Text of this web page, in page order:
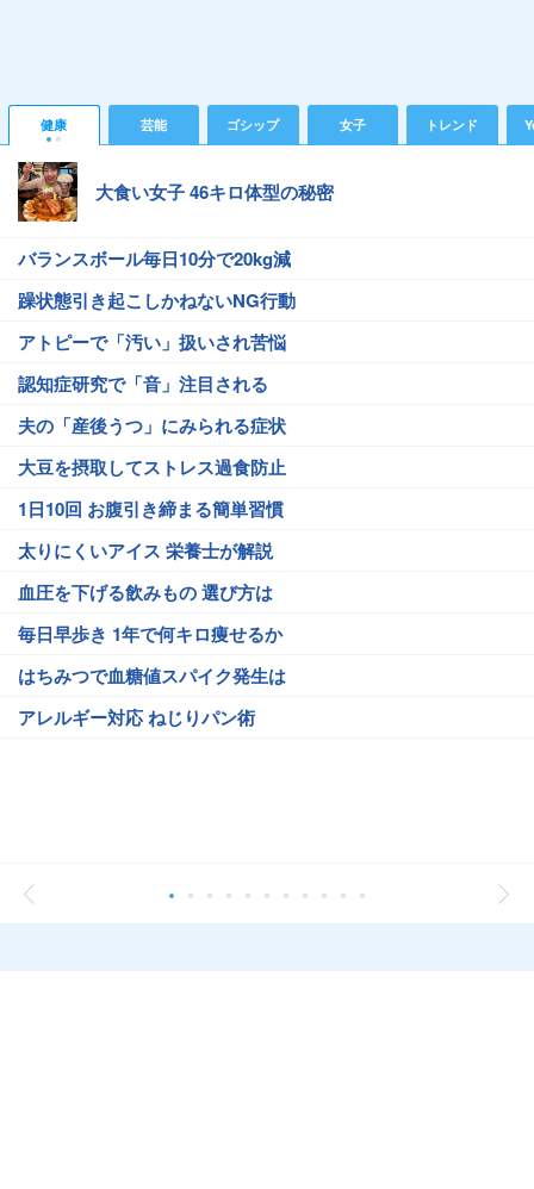
健康 芸能 ゴシップ 女子 トレンド
大食い女子 46キロ体型の秘密
バランスボール毎日10分で20kg減
躁状態引き起こしかねないNG行動
アトピーで「汚い」扱いされ苦悩
認知症研究で「音」注目される
夫の「産後うつ」にみられる症状
大豆を摂取してストレス過食防止
1日10回 お腹引き締まる簡単習慣
太りにくいアイス 栄養士が解説
血圧を下げる飲みもの 選び方は
毎日早歩き 1年で何キロ痩せるか
はちみつで血糖値スパイク発生は
アレルギー対応 ねじりパン術